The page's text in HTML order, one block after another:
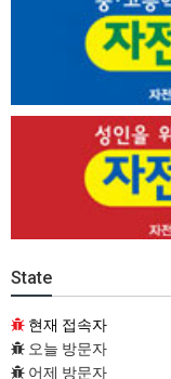
State
현재 접속자
오늘 방문자
어제 방문자